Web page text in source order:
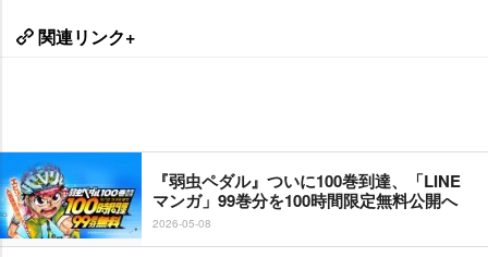
関連リンク+
『弱虫ペダル』ついに100巻到達、「LINE
マンガ」99巻分を100時間限定無料公開へ
2026-05-08